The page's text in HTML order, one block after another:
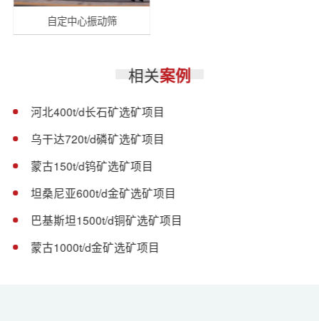
自定中心振动筛
相关案例
河北400t/d长石矿选矿项目
乌干达720t/d磷矿选矿项目
蒙古150t/d钨矿选矿项目
坦桑尼亚600t/d金矿选矿项目
巴基斯坦1500t/d铜矿选矿项目
蒙古1000t/d金矿选矿项目